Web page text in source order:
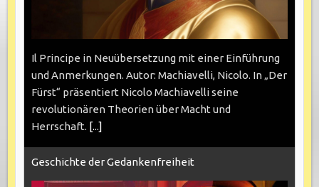
Il Principe in Neuübersetzung mit einer Einführung
und Anmerkungen. Autor: Machiavelli, Nicolo. In „Der
Fürst“ präsentiert Nicolo Machiavelli seine
revolutionären Theorien über Macht und
Herrschaft. [...]
Geschichte der Gedankenfreiheit